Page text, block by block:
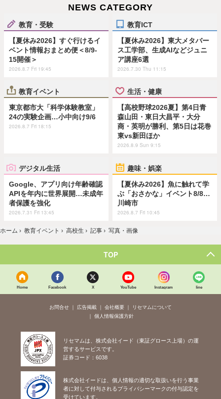
NEWS CATEGORY
教育・受験
【夏休み2026】すぐ行けるイ
ベント情報おまとめ便＜8/9-
15開催＞
2026.8.7 Fri 19:45
教育ICT
【夏休み2026】東大メタバー
ス工学部、生成AIなどジュニ
ア講座6選
2026.7.30 Thu 11:15
教育イベント
東京都市大「科学体験教室」
24の実験企画…小中向け9/6
2026.8.7 Fri 18:15
生活・健康
【高校野球2026夏】第4日青
森山田・東日大昌平・大分
商・英明が勝利、第5日は花巻
東vs新田ほか
2026.8.9 Sun 9:15
デジタル生活
Google、アプリ向け年齢確認
APIを年内に世界展開…未成年
者保護を強化
2026.7.31 Fri 13:45
趣味・娯楽
【夏休み2026】魚に触れて学
ぶ「おさかな」イベント8/8…
川崎市
2026.8.7 Fri 10:45
ホーム › 教育イベント › 高校生 › 記事 › 写真・画像
TOP
Home Facebook X YouTube Instagram line
お問合せ 広告掲載 会社概要
リセマムについて
個人情報保護方針
リセマムは、株式会社イード（東証グロース上場）の運
営するサービスです。
証券コード：6038
株式会社イードは、個人情報の適切な取扱いを行う事業
者に対して付与されるプライバシーマークの付与認定を
受けています。